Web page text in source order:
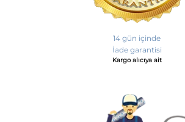
14 gün içinde
İade garantisi
Kargo alıcıya ait